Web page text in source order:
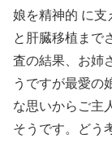
娘を精神的 に支
と肝臓移植まで
査の結果、お姉
うですが最愛の
な思いからご主
そうです。どう